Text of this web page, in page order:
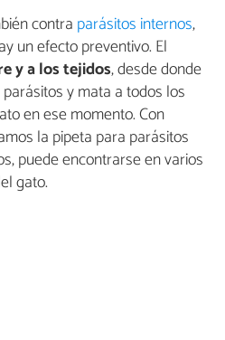
contra parásitos internos,
un efecto preventivo. El
y a los tejidos, desde donde
y mata a todos los
en ese momento. Con
la pipeta para parásitos
puede encontrarse en varios
gato.